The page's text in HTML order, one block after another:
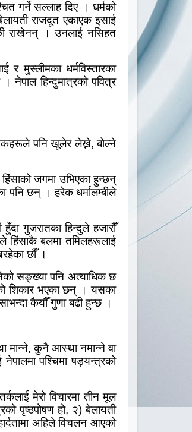
गर्ने सल्लाह दिए । धर्मको
राजदूत एकाएक इसाई
राखेनन् । उनलाई नसिहत
र मुस्लीमका धर्मविस्तारका
नेपाल हिन्दुमात्रको पवित्र
पनि खूलेर लेख्ने,बोल्ने
जगमा उभिएका हुन्छन्
पनि छन् । हरेक धर्मालम्बीले
गुजरातका हिन्दुले हजारौँ
हिंसाकै बलमा तमिलहरूलाई
छौँ ।
सङ्ख्या पनि अत्याधिक छ
शिकार भएका छन् । यसका
कैयौँ गुणा बढी हुन्छ ।
मान्ने,कुनै आस्था नमान्ने वा
पश्चिमा षड्यन्त्रको
मेरो विचारमा तीन मूल
पृष्ठपोषण हो, २) बेलायती
अहिले विचलन आएको